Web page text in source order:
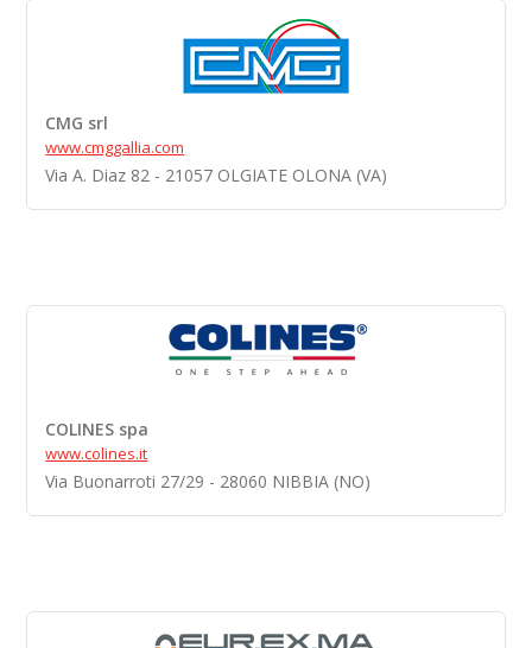
CMG srl
www.cmggallia.com
Via A. Diaz 82 - 21057 OLGIATE OLONA (VA)
COLINES spa
www.colines.it
Via Buonarroti 27/29 - 28060 NIBBIA (NO)